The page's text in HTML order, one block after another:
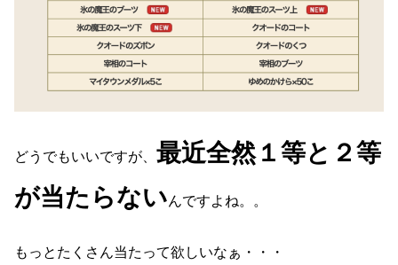
どうでもいいですが、 最近全然１等と２等
が当たらないんですよね。。
もっとたくさん当たって欲しいなぁ・・・